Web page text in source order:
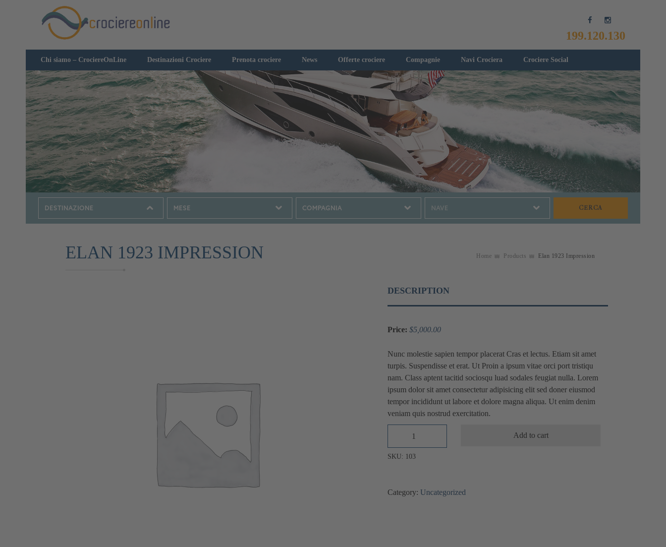
199.120.130
Chi siamo – CrociereOnLine Destinazioni Crociere Prenota crociere News Offerte crociere Compagnie Navi Crociera Crociere Social
ELAN 1923 IMPRESSION Home Products Elan 1923 Impression
DESCRIPTION
Price: $5,000.00
Nunc molestie sapien tempor placerat Cras et lectus. Etiam sit amet
turpis. Suspendisse et erat. Ut Proin a ipsum vitae orci port tristiqu
nam. Class aptent tacitid sociosqu luad sodales feugiat nulla. Lorem
ipsum dolor sit amet consectetur adipisicing elit sed doner eiusmod
tempor incididunt ut labore et dolore magna aliqua. Ut enim denim
veniam quis nostrud exercitation.
Add to cart
SKU: 103
Category: Uncategorized